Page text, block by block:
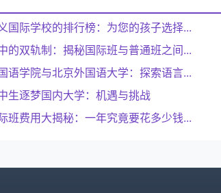
国际学校的排行榜：为您的孩子选择...
的双轨制：揭秘国际班与普通班之间...
语学院与北京外国语大学：探索语言...
生逐梦国内大学：机遇与挑战
班费用大揭秘：一年究竟要花多少钱...